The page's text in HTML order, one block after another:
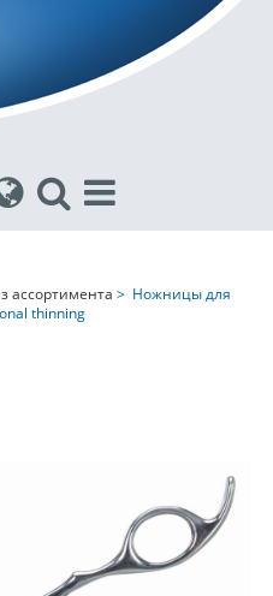
ассортимента > Ножницы для
thinning